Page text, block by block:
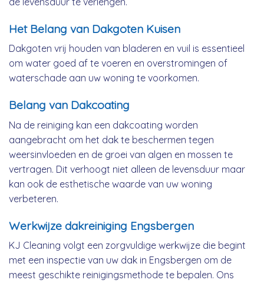
Het Belang van Dakgoten Kuisen
Dakgoten vrij houden van bladeren en vuil is essentieel
om water goed af te voeren en overstromingen of
waterschade aan uw woning te voorkomen.
Belang van Dakcoating
Na de reiniging kan een dakcoating worden
aangebracht om het dak te beschermen tegen
weersinvloeden en de groei van algen en mossen te
vertragen. Dit verhoogt niet alleen de levensduur maar
kan ook de esthetische waarde van uw woning
verbeteren.
Werkwijze dakreiniging Engsbergen
KJ Cleaning volgt een zorgvuldige werkwijze die begint
met een inspectie van uw dak in Engsbergen om de
meest geschikte reinigingsmethode te bepalen. Ons